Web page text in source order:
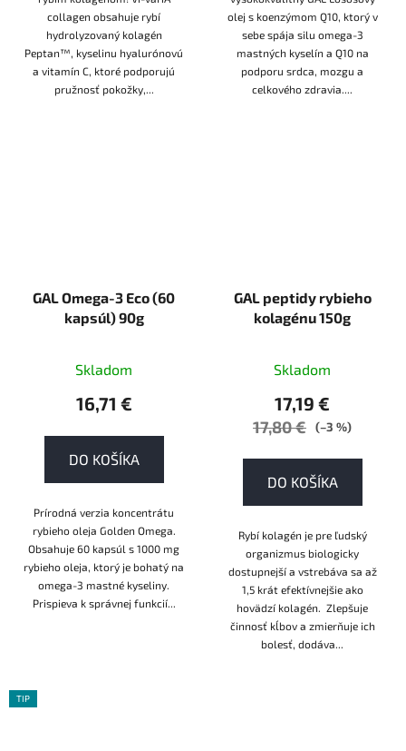
collagen obsahuje rybí
hydrolyzovaný kolagén
Peptan™, kyselinu hyalurónovú
a vitamín C, ktoré podporujú
pružnosť pokožky,...
olej s koenzýmom Q10, ktorý v
sebe spája silu omega-3
mastných kyselín a Q10 na
podporu srdca, mozgu a
celkového zdravia....
GAL Omega-3 Eco (60
kapsúl) 90g
Skladom
16,71 €
DO KOŠÍKA
Prírodná verzia koncentrátu
rybieho oleja Golden Omega.
Obsahuje 60 kapsúl s 1000 mg
rybieho oleja, ktorý je bohatý na
omega-3 mastné kyseliny.
Prispieva k správnej funkcií...
GAL peptidy rybieho
kolagénu 150g
Skladom
17,19 €
17,80 € (–3 %)
DO KOŠÍKA
Rybí kolagén je pre ľudský
organizmus biologicky
dostupnejší a vstrebáva sa až
1,5 krát efektívnejšie ako
hovädzí kolagén. Zlepšuje
činnosť kĺbov a zmierňuje ich
bolesť, dodáva...
TIP